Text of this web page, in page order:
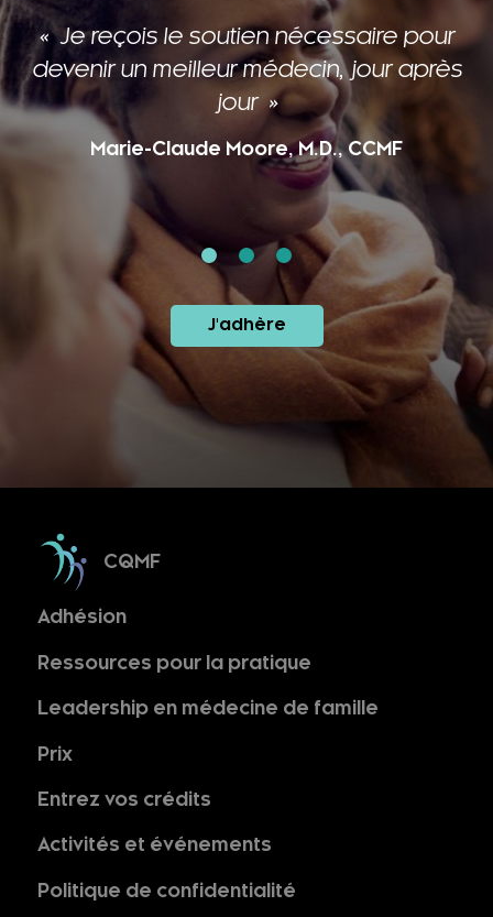
Je reçois le soutien nécessaire pour
devenir un meilleur médecin, jour après
jour
Marie-Claude Moore, M.D., CCMF
J'adhère
CQMF
Adhésion
Ressources pour la pratique
Leadership en médecine de famille
Prix
Entrez vos crédits
Activités et événements
Politique de confidentialité